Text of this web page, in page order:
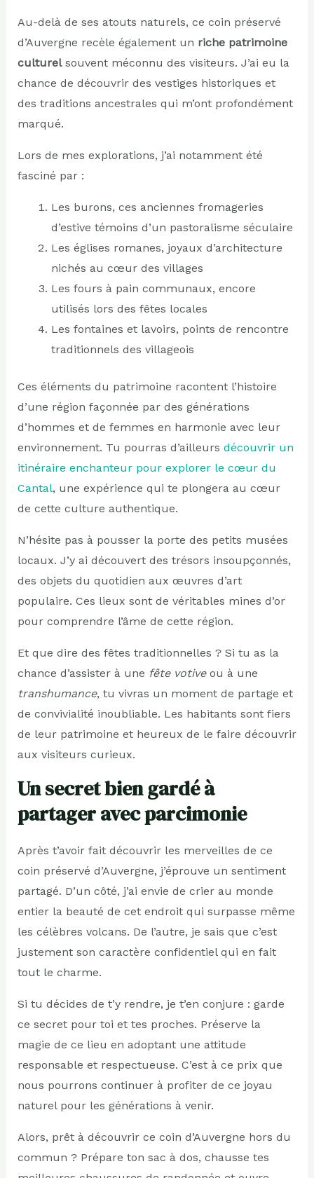
Au-delà de ses atouts naturels, ce coin préservé
d’Auvergne recèle également un riche patrimoine
culturelsouvent méconnu des visiteurs. J’ai eu la
chance de découvrir des vestiges historiques et
des traditions ancestrales qui m’ont profondément
marqué.
Lors de mes explorations, j’ai notamment été
fasciné par :
Les burons, ces anciennes fromageries
d’estive témoins d’un pastoralisme séculaire
Les églises romanes, joyaux d’architecture
nichés au cœur des villages
Les fours à pain communaux, encore
utilisés lors des fêtes locales
Les fontaines et lavoirs, points de rencontre
traditionnels des villageois
Ces éléments du patrimoine racontent l’histoire
d’une région façonnée par des générations
d’hommes et de femmes en harmonie avec leur
environnement. Tu pourras d’ailleurs découvrir un
itinéraire enchanteur pour explorer le cœur du
Cantal, une expérience qui te plongera au cœur
de cette culture authentique.
N’hésite pas à pousser la porte des petits musées
locaux. J’y ai découvert des trésors insoupçonnés,
des objets du quotidien aux œuvres d’art
populaire. Ces lieux sont de véritables mines d’or
pour comprendre l’âme de cette région.
Et que dire des fêtes traditionnelles ? Si tu as la
chance d’assister à une fête votiveou à une
transhumance, tu vivras un moment de partage et
de convivialité inoubliable. Les habitants sont fiers
de leur patrimoine et heureux de le faire découvrir
aux visiteurs curieux.
Un secret bien gardé à
partager avec parcimonie
Après t’avoir fait découvrir les merveilles de ce
coin préservé d’Auvergne, j’éprouve un sentiment
partagé. D’un côté, j’ai envie de crier au monde
entier la beauté de cet endroit qui surpasse même
les célèbres volcans. De l’autre, je sais que c’est
justement son caractère confidentiel qui en fait
tout le charme.
Si tu décides de t’y rendre, je t’en conjure : garde
ce secret pour toi et tes proches. Préserve la
magie de ce lieu en adoptant une attitude
responsable et respectueuse. C’est à ce prix que
nous pourrons continuer à profiter de ce joyau
naturel pour les générations à venir.
Alors, prêt à découvrir ce coin d’Auvergne hors du
commun ? Prépare ton sac à dos, chausse tes